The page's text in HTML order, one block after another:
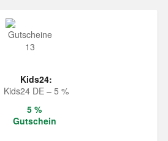
Kids24:
Kids24 DE – 5 %
5 %
Gutschein